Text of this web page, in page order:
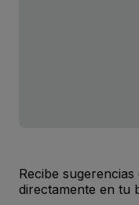
Recibe
directamente en tu